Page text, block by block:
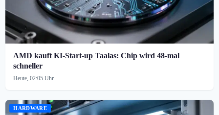
AMD kauft KI-Start-up Taalas: Chip wird 48-mal
schneller
Heute, 02:05 Uhr
HARDWARE